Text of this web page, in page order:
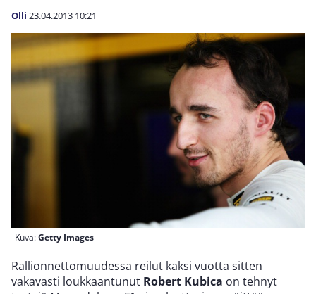
Olli 23.04.2013 10:21
Kuva:Getty Images
Rallionnettomuudessa reilut kaksi vuotta sitten
vakavasti loukkaantunut Robert Kubica on tehnyt